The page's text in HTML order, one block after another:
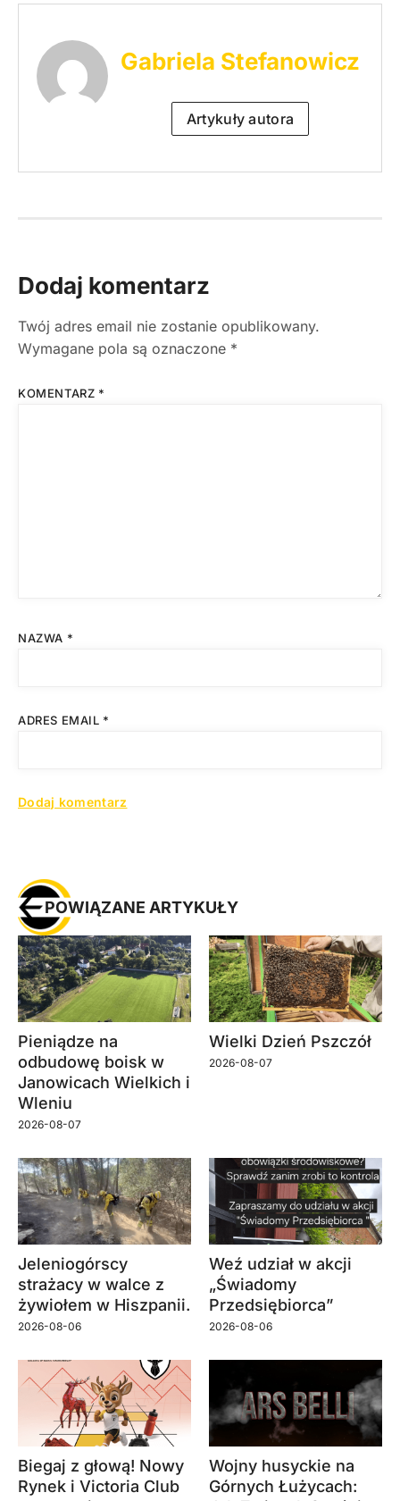
Gabriela Stefanowicz
Artykuły autora
Dodaj komentarz
Twój adres email nie zostanie opublikowany.
Wymagane pola są oznaczone *
KOMENTARZ *
NAZWA *
ADRES EMAIL *
POWIĄZANE ARTYKUŁY
Pieniądze na
odbudowę boisk w
Janowicach Wielkich i
Wleniu
2026-08-07
Wielki Dzień Pszczół
2026-08-07
Jeleniogórscy
strażacy w walce z
żywiołem w Hiszpanii.
2026-08-06
Weź udział w akcji
„Świadomy
Przedsiębiorca”
2026-08-06
Biegaj z głową! Nowy
Rynek i Victoria Club
Wojny husyckie na
Górnych Łużycach: